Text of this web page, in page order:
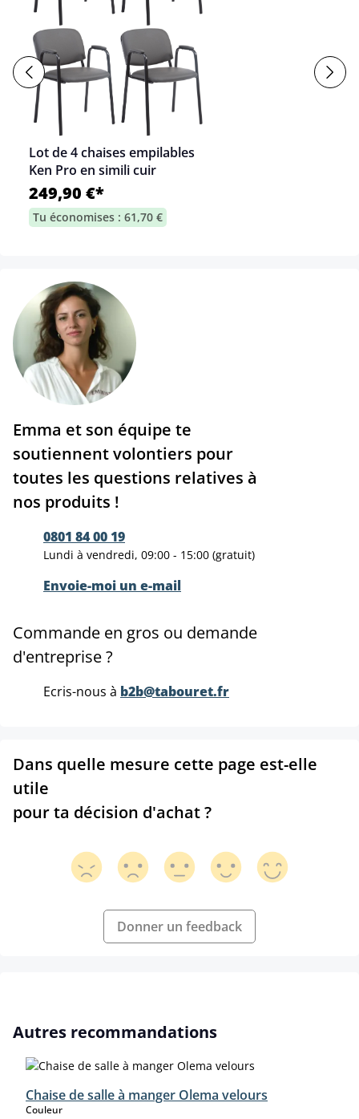
Lot de 4 chaises empilables
Ken Pro en simili cuir
249,90 €*
Tu économises : 61,70 €
Emma et son équipe te
soutiennent volontiers pour
toutes les questions relatives à
nos produits !
0801 84 00 19
Lundi à vendredi, 09:00 - 15:00 (gratuit)
Envoie-moi un e-mail
Commande en gros ou demande
d'entreprise ?
Ecris-nous à b2b@tabouret.fr
Dans quelle mesure cette page est-elle
utile
pour ta décision d'achat ?
Donner un feedback
Ignorer la galerie de produits
Autres recommandations
Chaise de salle à manger Olema velours
Couleurselect